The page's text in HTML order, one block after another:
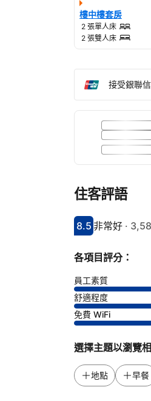
樓中樓套房
2 張單人床
2 張雙人床
接受銀聯
住客評語
分數8.5分
8.5
評比非常好
非常好 ·
各項目評分：
員工素質
舒適程度
免費 WiFi
選擇主題以瀏覽
地點 早餐